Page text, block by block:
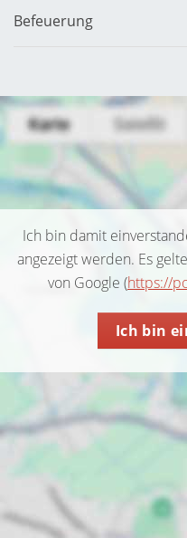
Befeuerung
Ich bin damit
angezeigt werden. Es
von Google (https://
Ich bin